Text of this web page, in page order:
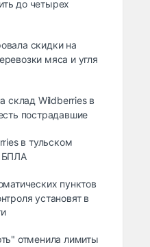
до четырех
скидки на
мяса и угля
склад Wildberries в
пострадавшие
в тульском
БПЛА
пунктов
установят в
отменила лимиты